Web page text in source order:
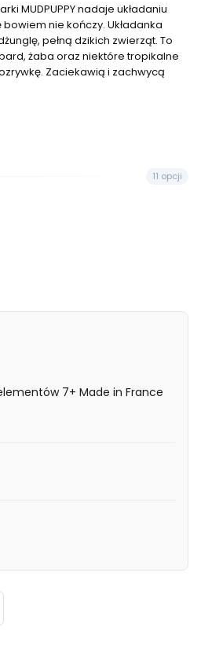
MUDPUPPY nadaje układaniu
nie kończy. Układanka
pełną dzikich zwierząt. To
żaba oraz niektóre tropikalne
Zaciekawią i zachwycą
11 opcji
7+ Made in France